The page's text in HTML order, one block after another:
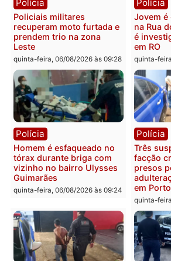
Polícia
Tragédia na BR-364:
colisão entre caminhão e
carro deixa quatro mortos
em Porto Velho
quinta-feira, 06/08/2026 às 20:51
e
que
Polícia